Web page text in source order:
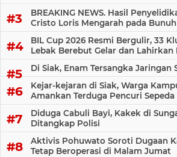
BREAKING NEWS. Hasil
Cristo Loris Mengarah pada
BIL Cup 2026 Resmi Bergulir, 33
Lebak Berebut Gelar dan
Di Siak, Enam Tersangka Jaringan
Kejar-kejaran di Siak, Warga
Amankan Terduga Pencuri
Diduga Cabuli Bayi, Kakek di
Ditangkap Polisi
Aktivis Pohuwato Soroti Dugaan
Tetap Beroperasi di Malam Jumat